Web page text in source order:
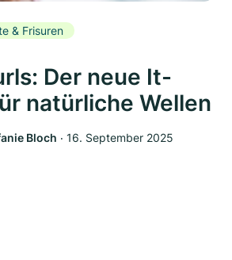
& Frisuren
Der neue It-
natürliche Wellen
Bloch ‧ 16. September 2025